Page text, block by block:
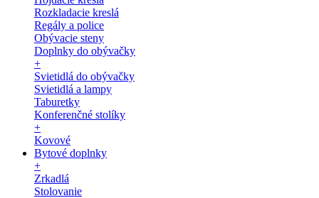
Rozkladacie kreslá
Regály a police
Obývacie steny
Doplnky do obývačky
+
Svietidlá do obývačky
Svietidlá a lampy
Taburetky
Konferenčné stolíky
+
Kovové
Bytové doplnky
+
Zrkadlá
Stolovanie